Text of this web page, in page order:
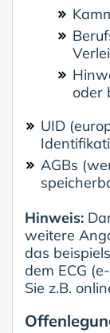
oder
UID
AGBs
Hinweis:
weitere
das
dem ECG
Sie z.B.